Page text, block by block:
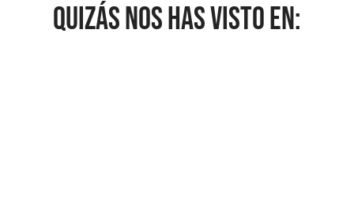
QUIZÁS NOS HAS VISTO EN: